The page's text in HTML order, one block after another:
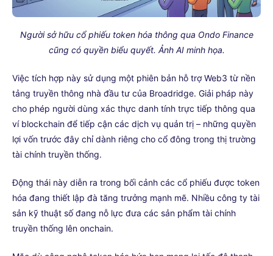
Người sở hữu cổ phiếu token hóa thông qua Ondo Finance
cũng có quyền biểu quyết. Ảnh AI minh họa.
Việc tích hợp này sử dụng một phiên bản hỗ trợ Web3 từ nền
tảng truyền thông nhà đầu tư của Broadridge. Giải pháp này
cho phép người dùng xác thực danh tính trực tiếp thông qua
ví blockchain để tiếp cận các dịch vụ quản trị – những quyền
lợi vốn trước đây chỉ dành riêng cho cổ đông trong thị trường
tài chính truyền thống.
Động thái này diễn ra trong bối cảnh các cổ phiếu được token
hóa đang thiết lập đà tăng trưởng mạnh mẽ. Nhiều công ty tài
sản kỹ thuật số đang nỗ lực đưa các sản phẩm tài chính
truyền thống lên onchain.